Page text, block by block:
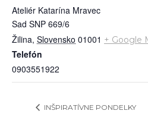
Ateliér Katarína Mravec
Sad SNP 669/6
Žilina, Slovensko 01001 + Google
Telefón
0903551922
INŠPIRATÍVNE PONDELKY